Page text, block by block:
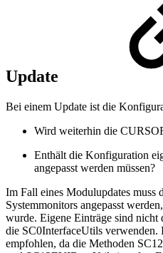
Update
Bei einem Update ist die
Wird weiterhin die
Enthält die Konfiguration
angepasst werden müssen?
Im Fall eines Modulupdates muss
Systemmonitors angepasst
wurde. Eigene Einträge sind nicht
die SC0InterfaceUtils verwenden.
empfohlen, da die Methoden